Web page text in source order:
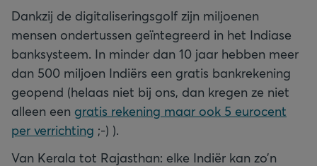
Dankzij de digitaliseringsgolf zijn miljoenen
mensen ondertussen geïntegreerd in het Indiase
banksysteem. In minder dan 10 jaar hebben meer
dan 500 miljoen Indiërs een gratis bankrekening
geopend (helaas niet bij ons, dan kregen ze niet
alleen een gratis rekening maar ook 5 eurocent
per verrichting ;-) ).
Van Kerala tot Rajasthan: elke Indiër kan zo’n